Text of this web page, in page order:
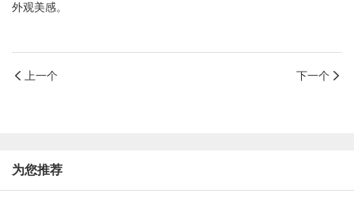
外观美感。
上一个 下一个
为您推荐